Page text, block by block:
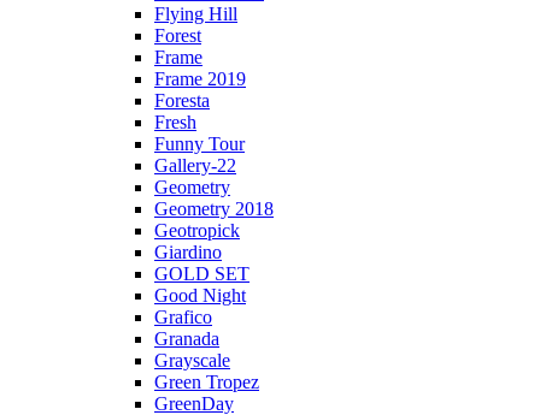
Flying Hill
Forest
Frame
Frame 2019
Foresta
Fresh
Funny Tour
Gallery-22
Geometry
Geometry 2018
Geotropick
Giardino
GOLD SET
Good Night
Grafico
Granada
Grayscale
Green Tropez
GreenDay